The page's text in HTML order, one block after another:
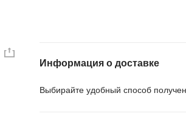
Информация о доставке
Выбирайте удобный способ